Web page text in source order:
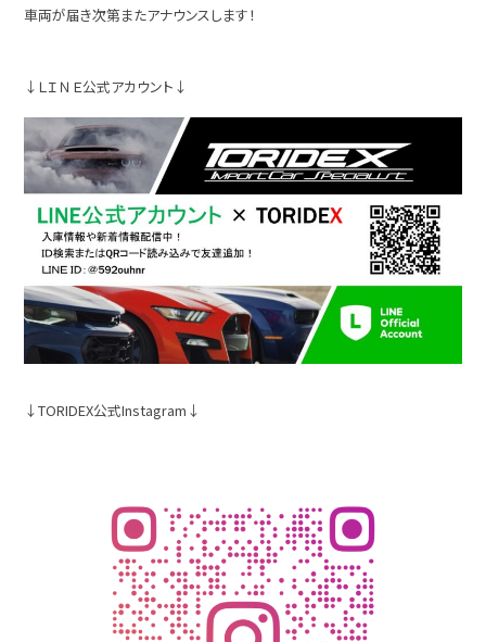
車両が届き次第またアナウンスします！
↓ＬＩＮＥ公式アカウント↓
↓TORIDEX公式Instagram↓